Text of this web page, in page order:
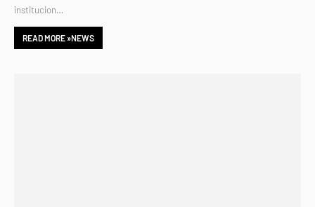
institucion…
READ MORE »NEWS